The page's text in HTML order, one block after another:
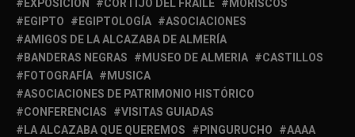
EXPOSICIÓN
CORTIJO DEL FRAILE
MORISCOS
EGIPTO
EGIPTOLOGÍA
ASOCIACIONES
AMIGOS DE LA ALCAZABA DE ALMERÍA
BANDERAS NEGRAS
MUSEO DE ALMERIA
CASTILLOS
FOTOGRAFÍA
MUSICA
ASOCIACIONES DE PATRIMONIO HISTÓRICO
CONFERENCIAS
VISITAS GUIADAS
LA ALCAZABA QUE QUEREMOS
PINGURUCHO
AAAA